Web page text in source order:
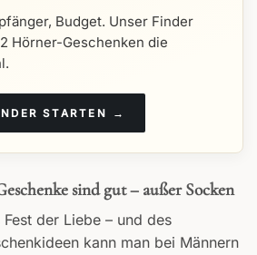
Budget. Unser Finder
Hörner-Geschenken die
STARTEN →
sind gut – außer Socken
der Liebe – und des
kann man bei Männern